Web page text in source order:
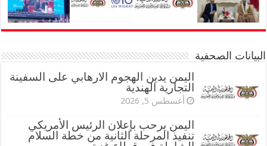
البيانات الصحفية
اليمن يدين الهجوم الارهابي على السفينة
التجارية الهندية
أغسطس 5, 2026
اليمن يرحب بإعلان الرئيس الأمريكي
تنفيذ المرحلة الثانية من خطة السلام